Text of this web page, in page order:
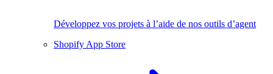
Développez vos projets à l’aide de nos outils d’agent
Shopify App Store